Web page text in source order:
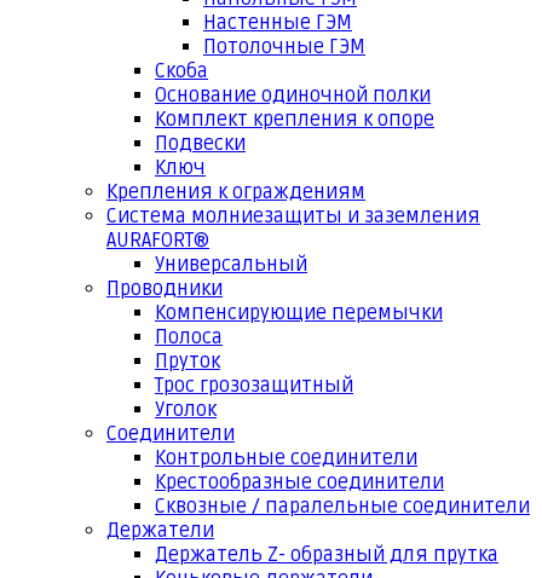
Настенные ГЭМ
Потолочные ГЭМ
Скоба
Основание одиночной полки
Комплект крепления к опоре
Подвески
Ключ
Крепления к ограждениям
Система молниезащиты и заземления
AURAFORT®
Универсальный
Проводники
Компенсирующие перемычки
Полоса
Пруток
Трос грозозащитный
Уголок
Соединители
Контрольные соединители
Крестообразные соединители
Сквозные / паралельные соединители
Держатели
Держатель Z- образный для прутка